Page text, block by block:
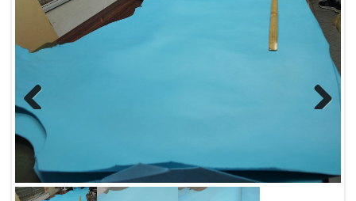
Previous